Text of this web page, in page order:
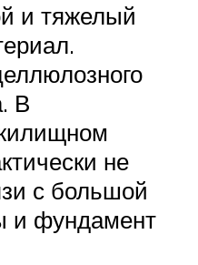
и тяжелый
В
не
с большой
и фундамент